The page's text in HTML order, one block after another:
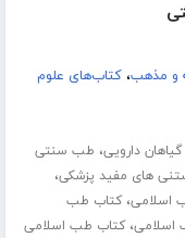
و مذهب،کتاب‌های علوم
دارویی، طب سنتی
های مفید پزشکی،
اسلامی،کتاب طب
اسلامی،کتاب طب اسلامی